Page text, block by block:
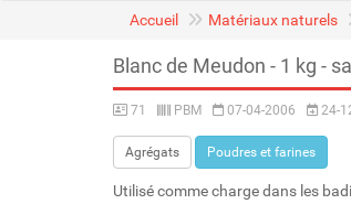
Accueil Matériaux naturels
Blanc de Meudon - 1 kg -
71 PBM 07-04-2006 24-
Agrégats Poudres et farines
Utilisé comme charge dans les